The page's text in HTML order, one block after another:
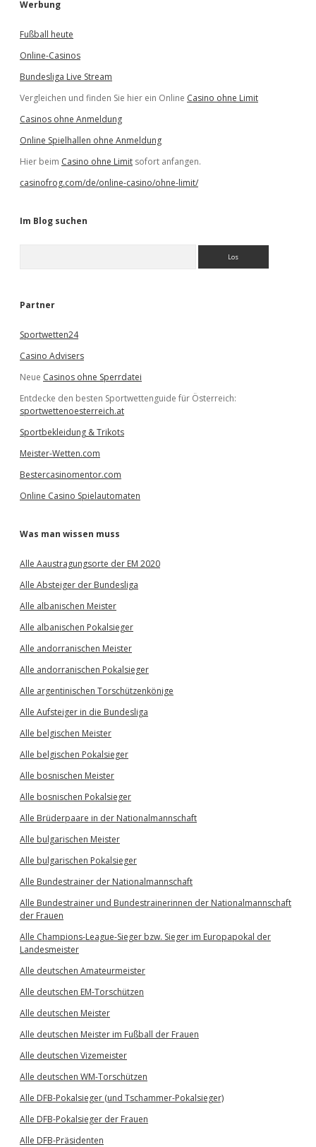
Werbung
Fußball heute
Online-Casinos
Bundesliga Live Stream
Vergleichen und finden Sie hier ein Online Casino ohne Limit
Casinos ohne Anmeldung
Online Spielhallen ohne Anmeldung
Hier beim Casino ohne Limit sofort anfangen.
casinofrog.com/de/online-casino/ohne-limit/
Im Blog suchen
e
Partner
Sportwetten24
Casino Advisers
Neue Casinos ohne Sperrdatei
Entdecke den besten Sportwettenguide für Österreich:
sportwettenoesterreich.at
Sportbekleidung & Trikots
Meister-Wetten.com
Bestercasinomentor.com
Online Casino Spielautomaten
Was man wissen muss
Alle Aaustragungsorte der EM 2020
Alle Absteiger der Bundesliga
Alle albanischen Meister
Alle albanischen Pokalsieger
Alle andorranischen Meister
Alle andorranischen Pokalsieger
Alle argentinischen Torschützenkönige
Alle Aufsteiger in die Bundesliga
Alle belgischen Meister
Alle belgischen Pokalsieger
Alle bosnischen Meister
Alle bosnischen Pokalsieger
Alle Brüderpaare in der Nationalmannschaft
Alle bulgarischen Meister
Alle bulgarischen Pokalsieger
Alle Bundestrainer der Nationalmannschaft
Alle Bundestrainer und Bundestrainerinnen der Nationalmannschaft
der Frauen
Alle Champions-League-Sieger bzw. Sieger im Europapokal der
Landesmeister
Alle deutschen Amateurmeister
Alle deutschen EM-Torschützen
Alle deutschen Meister
Alle deutschen Meister im Fußball der Frauen
Alle deutschen Vizemeister
Alle deutschen WM-Torschützen
Alle DFB-Pokalsieger (und Tschammer-Pokalsieger)
Alle DFB-Pokalsieger der Frauen
Alle DFB-Präsidenten